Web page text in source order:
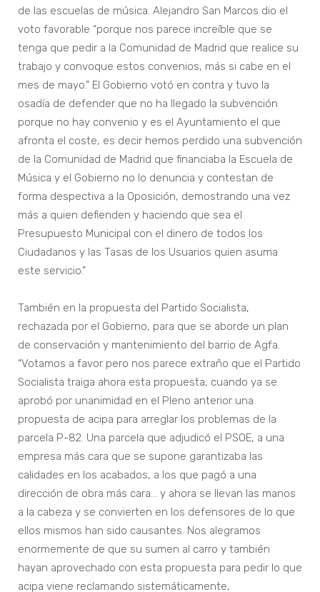
de las escuelas de música. Alejandro San Marcos dio el
voto favorable “porque nos parece increíble que se
tenga que pedir a la Comunidad de Madrid que realice su
trabajo y convoque estos convenios, más si cabe en el
mes de mayo.” El Gobierno votó en contra y tuvo la
osadía de defender que no ha llegado la subvención
porque no hay convenio y es el Ayuntamiento el que
afronta el coste, es decir hemos perdido una subvención
de la Comunidad de Madrid que financiaba la Escuela de
Música y el Gobierno no lo denuncia y contestan de
forma despectiva a la Oposición, demostrando una vez
más a quien defienden y haciendo que sea el
Presupuesto Municipal con el dinero de todos los
Ciudadanos y las Tasas de los Usuarios quien asuma
este servicio.”
También en la propuesta del Partido Socialista,
rechazada por el Gobierno, para que se aborde un plan
de conservación y mantenimiento del barrio de Agfa.
“Votamos a favor pero nos parece extraño que el Partido
Socialista traiga ahora esta propuesta, cuando ya se
aprobó por unanimidad en el Pleno anterior una
propuesta de acipa para arreglar los problemas de la
parcela P-82. Una parcela que adjudicó el PSOE, a una
empresa más cara que se supone garantizaba las
calidades en los acabados, a los que pagó a una
dirección de obra más cara… y ahora se llevan las manos
a la cabeza y se convierten en los defensores de lo que
ellos mismos han sido causantes. Nos alegramos
enormemente de que su sumen al carro y también
hayan aprovechado con esta propuesta para pedir lo que
acipa viene reclamando sistemáticamente,